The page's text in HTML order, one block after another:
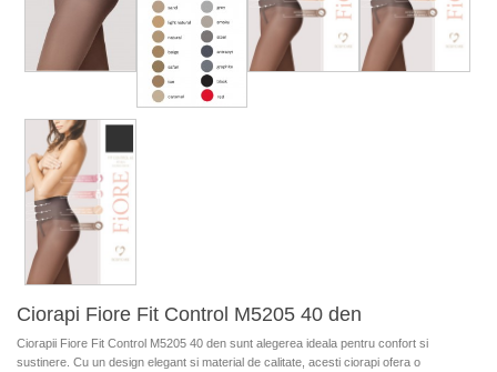
Ciorapi Fiore Fit Control M5205 40 den
Ciorapii Fiore Fit Control M5205 40 den sunt alegerea ideala pentru confort si
sustinere. Cu un design elegant si material de calitate, acesti ciorapi ofera o